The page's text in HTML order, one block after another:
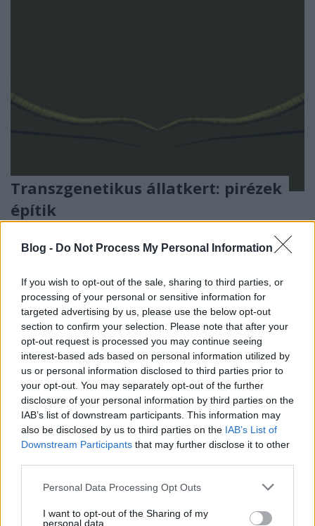
Blog - Do Not Process My Personal Information
If you wish to opt-out of the sale, sharing to third parties, or
processing of your personal or sensitive information for
targeted advertising by us, please use the below opt-out
section to confirm your selection. Please note that after your
opt-out request is processed you may continue seeing
interest-based ads based on personal information utilized by
us or personal information disclosed to third parties prior to
your opt-out. You may separately opt-out of the further
disclosure of your personal information by third parties on the
IAB’s list of downstream participants. This information may
also be disclosed by us to third parties on the IAB’s List of
Downstream Participants that may further disclose it to other
Please note that this website/app uses one or more Google
not limited to your visit or usage behaviour. You may click to
Personal Data Processing Opt Outs
I want to opt-out of the Sharing of my
personal data.
Transzgenetikus állatkert: pirézek
építik
- piréz génmanipuláció. Keresőmarketing: infra
laptop
Az első transzgenetikus állat, a ...